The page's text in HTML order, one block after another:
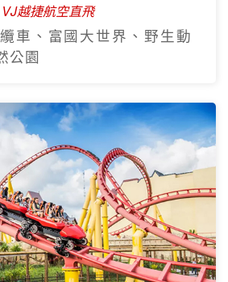
VJ越捷航空直飛
車、富國大世界、野生動
公園